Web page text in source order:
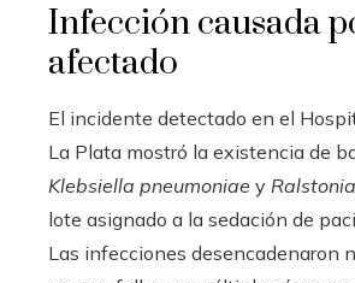
Infección causada
afectado
El incidente detectado en el
La Plata mostró la existencia de
Klebsiella pneumoniae y
lote asignado a la sedación de
Las infecciones desencadenaron